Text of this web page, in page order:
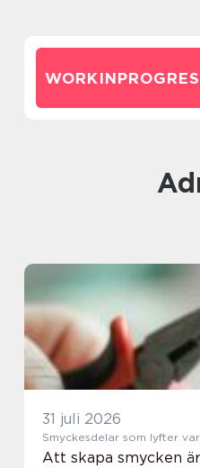
31 juli 2026
Smyckesdelar som lyfter
Att skapa smycken